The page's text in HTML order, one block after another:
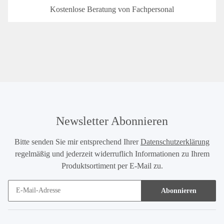
Kostenlose Beratung von Fachpersonal
Newsletter Abonnieren
Bitte senden Sie mir entsprechend IhrerDatenschutzerklärung
regelmäßig und jederzeit widerruflich Informationen zu Ihrem
Produktsortiment per E-Mail zu.
Abonnieren